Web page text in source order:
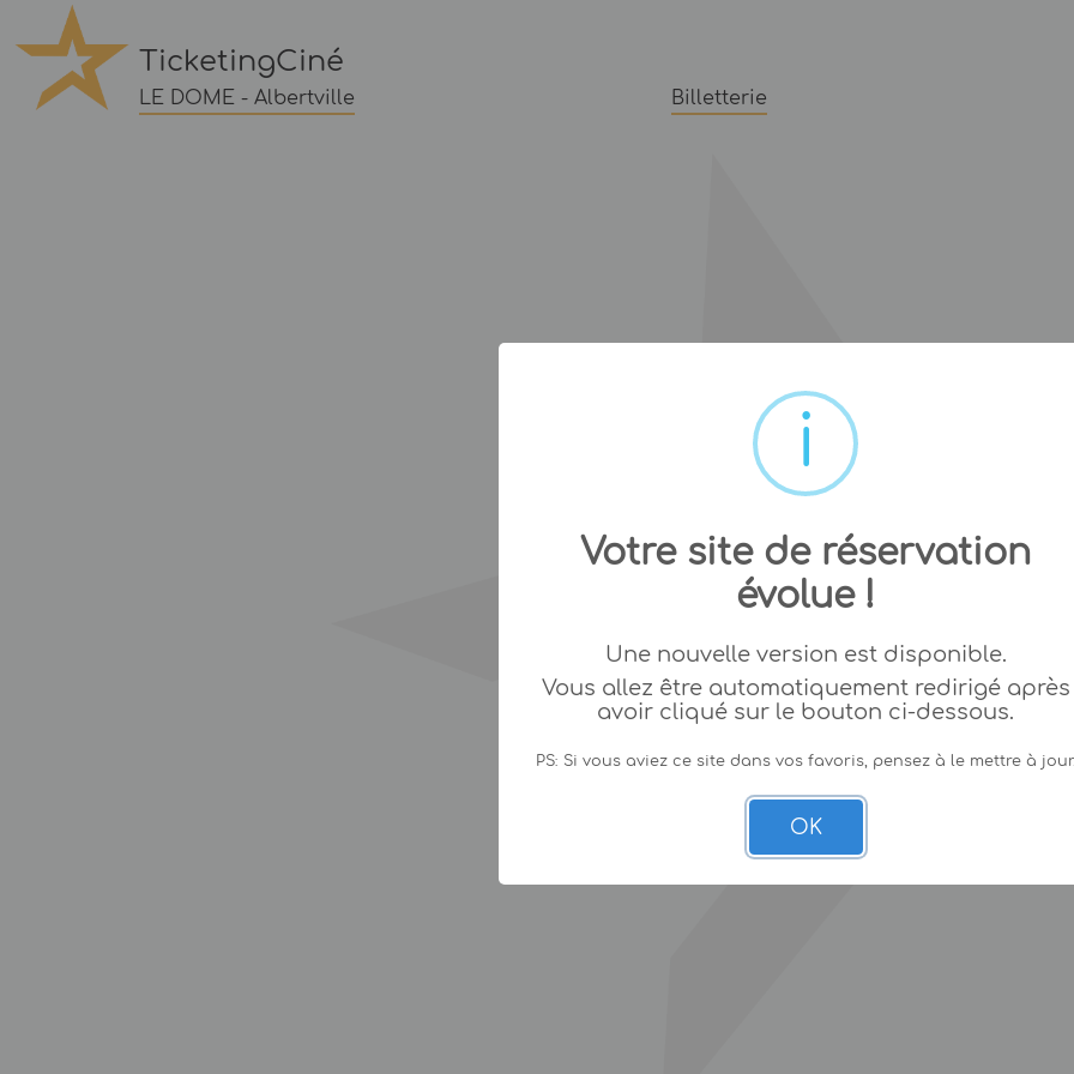
TicketingCiné
LE DOME - Albertville Billetterie
Votre site de réservation
évolue !
Une nouvelle version est disponible.
Vous allez être automatiquement redirigé après
avoir cliqué sur le bouton ci-dessous.
PS: Si vous aviez ce site dans vos favoris, pensez à le mettre à
OK